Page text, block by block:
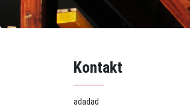
Kontakt
adadad